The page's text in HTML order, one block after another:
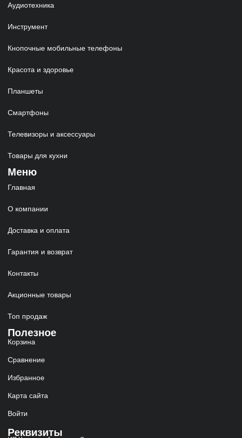
Аудиотехника
Инструмент
Кнопочные мобильные телефоны
Красота и здоровье
Планшеты
Смартфоны
Телевизоры и аксессуары
Товары для кухни
Меню
Главная
О компании
Доставка и оплата
Гарантия и возврат
Контакты
Акционные товары
Топ продаж
Полезное
Корзина
Сравнение
Избранное
Карта сайта
Войти
Реквизиты